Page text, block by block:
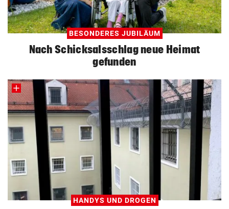
BESONDERES JUBILÄUM
Nach Schicksalsschlag neue Heimat
gefunden
HANDYS UND DROGEN